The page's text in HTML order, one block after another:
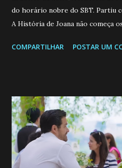
do horário nobre do SBT. Partiu
A História de Joana não começa
de 25/05/26 a 31/05/26 JOANA
permanecer virgem até encontrar
ama, o que não é fácil, já que
se aprimorar, trabalhando,
ser a primeira mulher da família a
universidade. Ela tem uma
COMPARTILHAR POSTAR UM